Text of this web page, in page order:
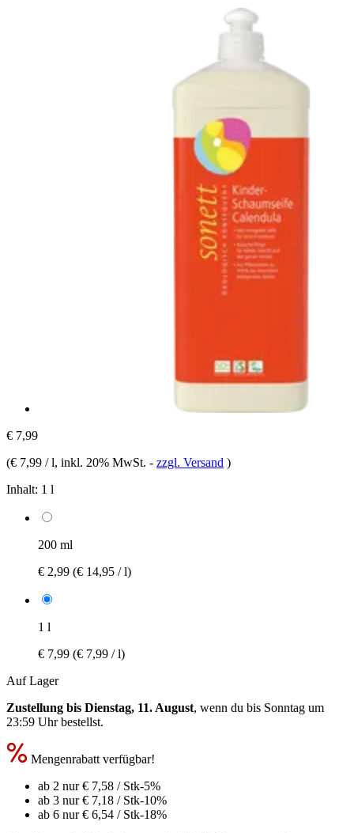
€ 7,99
(€ 7,99 / l, inkl. 20% MwSt. - zzgl. Versand )
Inhalt: 1 l
200 ml
€ 2,99 (€ 14,95 / l)
1 l
€ 7,99 (€ 7,99 / l)
Auf Lager
Zustellung bis Dienstag, 11. August, wenn du bis Sonntag um
23:59 Uhrbestellst.
Mengenrabatt verfügbar!
ab 2 nur€ 7,58 / Stk-5%
ab 3 nur€ 7,18 / Stk-10%
ab 6 nur€ 6,54 / Stk-18%